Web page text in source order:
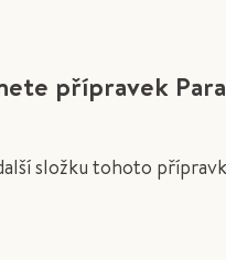
přípravek
složku tohoto